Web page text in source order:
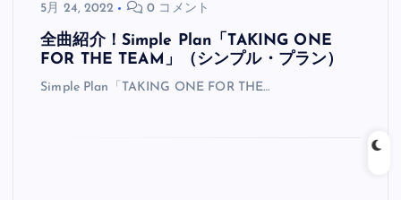
5月 24, 2022
0 コメント
全曲紹介！Simple Plan「TAKING ONE
FOR THE TEAM」（シンプル・プラン）
Simple Plan「TAKING ONE FOR THE…